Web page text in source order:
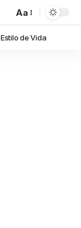
Aa
Estilo de Vida